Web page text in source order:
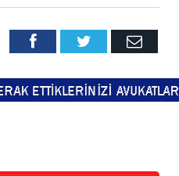
FacebookTwitter Email